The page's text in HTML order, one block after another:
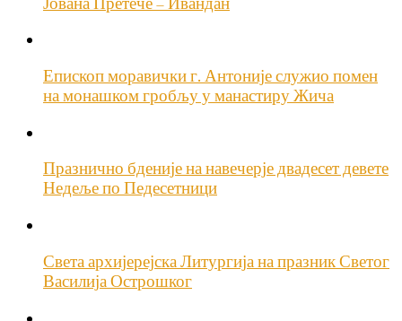
Епископ моравички г. Антоније служио помен
на монашком гробљу у манастиру Жича
Празнично бденије на навечерје двадесет девете
Недеље по Педесетници
Света архијерејска Литургија на празник Светог
Василија Острошког